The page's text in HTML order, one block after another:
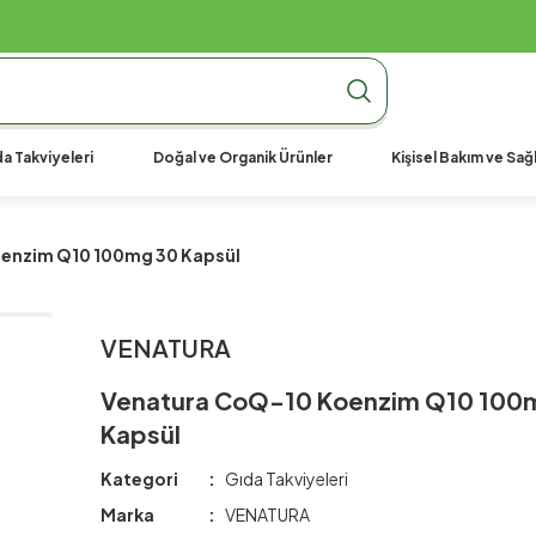
990 TL Üzeri Ücretsiz Kargo990 TL Üzeri Ücretsiz Kargo
Takviyeleri Doğal ve Organik Ürünler Kişisel Bakım ve
Q10 100mg 30 Kapsül
VENATURA
Venatura CoQ-10 Koenzim Q10
Kapsül
Kategori
Gıda Takviyeleri
Marka
VENATURA